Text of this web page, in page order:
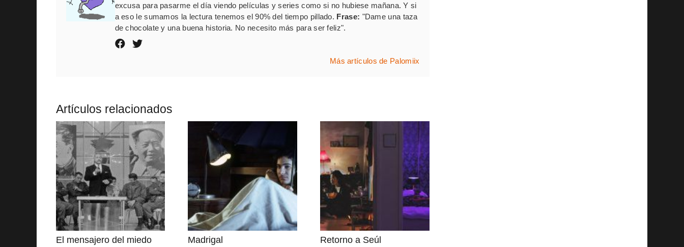
excusa para pasarme el día viendo películas y series como si no hubiese mañana. Y si
a eso le sumamos la lectura tenemos el 90% del tiempo pillado. Frase: "Dame una taza
de chocolate y una buena historia. No necesito más para ser feliz".
Más artículos de Palomiix
Artículos relacionados
El mensajero del miedo Madrigal Retorno a Seúl